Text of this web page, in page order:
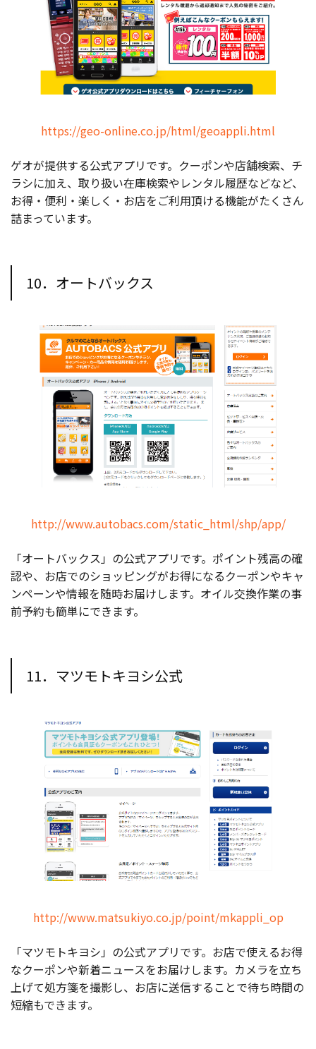
https://geo-online.co.jp/html/geoappli.html
ゲオが提供する公式アプリです。クーポンや店舗検索、チ
ラシに加え、取り扱い在庫検索やレンタル履歴などなど、
お得・便利・楽しく・お店をご利用頂ける機能がたくさん
詰まっています。
10．オートバックス
http://www.autobacs.com/static_html/shp/app/
「オートバックス」の公式アプリです。ポイント残高の確
認や、お店でのショッピングがお得になるクーポンやキャ
ンペーンや情報を随時お届けします。オイル交換作業の事
前予約も簡単にできます。
11．マツモトキヨシ公式
http://www.matsukiyo.co.jp/point/mkappli_op
「マツモトキヨシ」の公式アプリです。お店で使えるお得
なクーポンや新着ニュースをお届けします。カメラを立ち
上げて処方箋を撮影し、お店に送信することで待ち時間の
短縮もできます。